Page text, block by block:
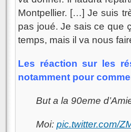
Montpellier. […] Je suis
pas joué. Je sais ce que
temps, mais il va nous
Les réaction sur les
notamment pour
But a la 90eme
Moi: pic.twitter.com/